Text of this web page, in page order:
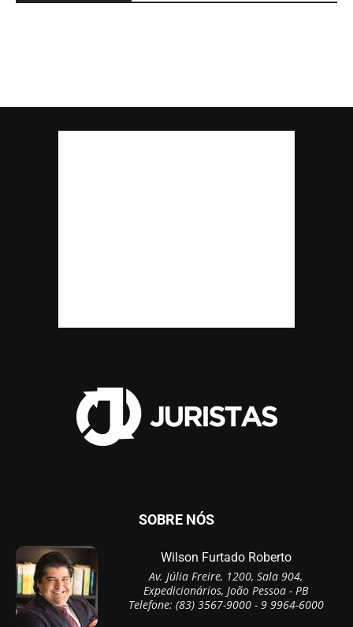
SOBRE NÓS
Wilson Furtado Roberto
Av. Júlia Freire, 1200, Sala 904,
Expedicionários, João Pessoa - PB
Telefone: (83) 3567-9000 - 9 9964-6000